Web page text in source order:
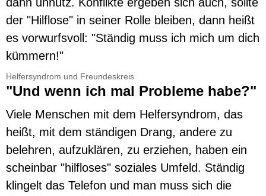
der "Hilflose" in seiner Rolle bleiben, dann heißt
es vorwurfsvoll: "Ständig muss ich mich um dich
kümmern!"
Helfersyndrom und Freundeskreis
"Und wenn ich mal Probleme habe?"
Viele Menschen mit dem Helfersyndrom, das
heißt, mit dem ständigen Drang, andere zu
belehren, aufzuklären, zu erziehen, haben ein
scheinbar "hilfloses" soziales Umfeld. Ständig
klingelt das Telefon und man muss sich die